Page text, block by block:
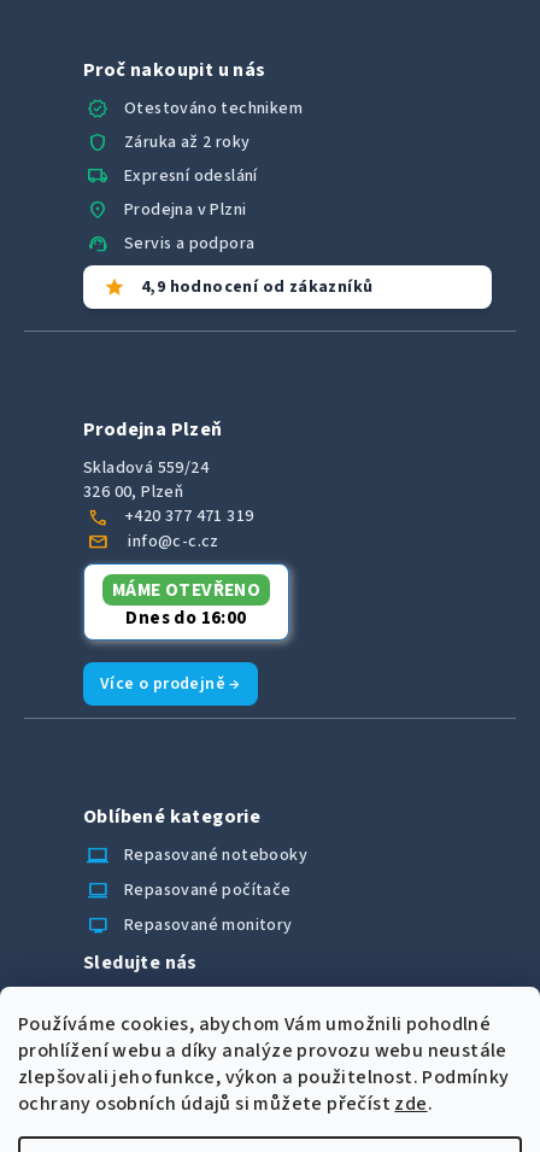
Používáme cookies, abychom Vám umožnili pohodlné
prohlížení webu a díky analýze provozu webu neustále
zlepšovali jeho funkce, výkon a použitelnost. Podmínky
ochrany osobních údajů si můžete přečíst zde.
Proč nakoupit u nás
verified
Otestováno technikem
shield Záruka až 2 roky
local_shipping Expresní odeslání
location_on Prodejna v Plzni
support_agent Servis a podpora
star 4,9 hodnocení od zákazníků
Prodejna Plzeň
Skladová 559/24
326 00, Plzeň
call +420 377 471 319
mail info@c-c.cz
MÁME OTEVŘENO
Dnes do 16:00
Více o prodejně →
Oblíbené kategorie
laptop_chromebook
Repasované notebooky
computer Repasované počítače
monitor Repasované monitory
Sledujte nás
Možnosti úhrady